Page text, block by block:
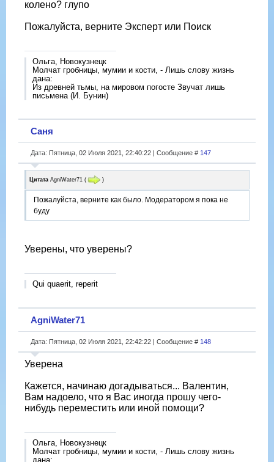
колено? глупо
Пожалуйста, верните Эксперт или Поиск
Ольга, Новокузнецк
Молчат гробницы, мумии и кости, - Лишь слову жизнь
дана:
Из древней тьмы, на мировом погосте Звучат лишь
письмена (И. Бунин)
Саня
Дата: Пятница, 02 Июля 2021, 22:40:22 | Сообщение # 147
Цитата AgniWater71 ( )
Пожалуйста, верните как было. Модератором я пока не
буду
Уверены, что уверены?
Qui quaerit, reperit
AgniWater71
Дата: Пятница, 02 Июля 2021, 22:42:22 | Сообщение # 148
Уверена
Кажется, начинаю догадываться... Валентин,
Вам надоело, что я Вас иногда прошу чего-
нибудь переместить или иной помощи?
Ольга, Новокузнецк
Молчат гробницы, мумии и кости, - Лишь слову жизнь
дана: